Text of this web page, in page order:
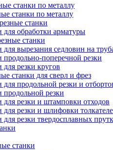
станки по металлу
станки по металлу
станки
для обработки арматуры
станки
для вырезания седловин на
продольно-поперечной резки
для резки кругов
станки для сверл и фрез
для продольной резки и
продольной резки
для резки и штамповки отходов
для резки и шлифовки
для резки твердосплавных
станки